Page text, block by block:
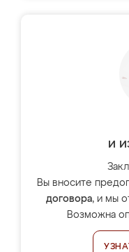
и
Вы вносите
договора, и мы
Возможна